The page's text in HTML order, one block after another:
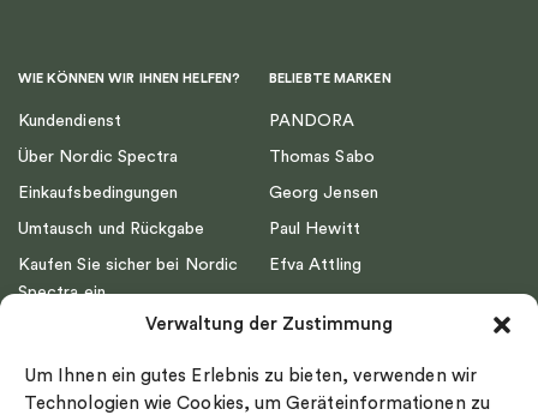
Verwaltung der Zustimmung
Um Ihnen ein gutes Erlebnis zu bieten, verwenden wir
Technologien wie Cookies, um Geräteinformationen zu
WIE KÖNNEN WIR IHNEN HELFEN?
Kundendienst
Über Nordic Spectra
Einkaufsbedingungen
Umtausch und Rückgabe
Kaufen Sie sicher bei Nordic
Spectra ein
Impressum
Ringgröße
BELIEBTE MARKEN
PANDORA
Thomas Sabo
Georg Jensen
Paul Hewitt
Efva Attling
Drakenberg Sjölin
Nordic Spectra